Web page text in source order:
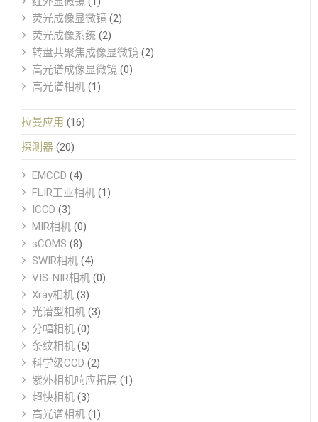
荧光成像显微镜 (2)
荧光成像系统 (2)
转盘共聚焦成像显微镜 (2)
高光谱成像显微镜 (0)
高光谱相机 (1)
拉曼应用 (16)
探测器 (20)
EMCCD (4)
FLIR工业相机 (1)
ICCD (3)
MIR相机 (0)
sCOMS (8)
SWIR相机 (4)
VIS-NIR相机 (0)
Xray相机 (3)
光谱型相机 (3)
分幅相机 (0)
条纹相机 (5)
科学级CCD (2)
紫外相机响应拓展 (1)
超快相机 (3)
高光谱相机 (1)